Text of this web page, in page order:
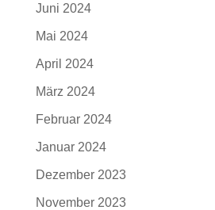
Juni 2024
Mai 2024
April 2024
März 2024
Februar 2024
Januar 2024
Dezember 2023
November 2023